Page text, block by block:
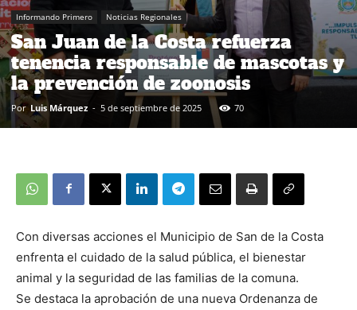
Informando Primero Noticias Regionales
San Juan de la Costa refuerza
tenencia responsable de mascotas y
la prevención de zoonosis
Por Luis Márquez - 5 de septiembre de 2025 70
Con diversas acciones el Municipio de San de la Costa
enfrenta el cuidado de la salud pública, el bienestar
animal y la seguridad de las familias de la comuna.
Se destaca la aprobación de una nueva Ordenanza de